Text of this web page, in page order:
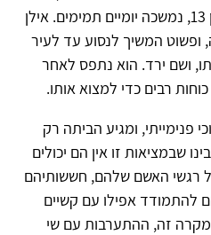
שהתרחשה כשאילן היה כבר בן 13, נמשכה יומיים תמימים. אילן
המשיך לנסוע עד לעיר
200 ק"מ מביתו, ושם ירד. הוא נתפס לאחר
רבים כדי למצוא אותו.
פנימייתי, ומגיע הביתה רק
שבמציאות זו אין הם יכולים
רגשי האשם שלהם, חששותיהם
להתמודד אפילו עם קשיים
זה, ההתערבות עם שי